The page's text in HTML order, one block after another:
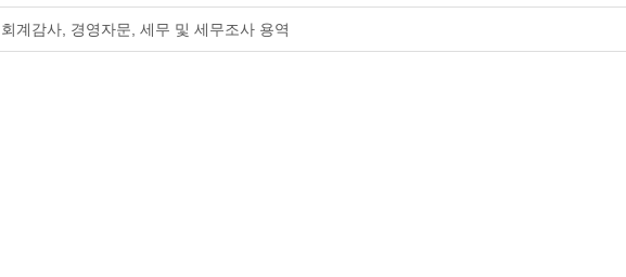
회계감사, 경영자문, 세무 및 세무조사 용역